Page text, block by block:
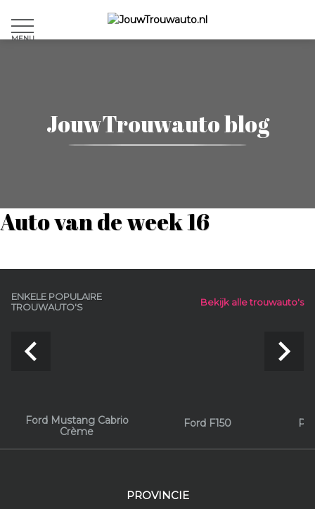
MENU
JouwTrouwauto blog
Auto van de week 16
ENKELE POPULAIRE
TROUWAUTO'S
Bekijk alle trouwauto's
Ford Mustang Cabrio
Crème
Ford F150
navigate_before navigate_next
PROVINCIE